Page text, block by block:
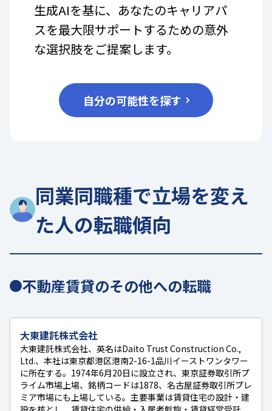
生成AIを基に、あなたのキャリアパ
スを最大限サポートするための意外
な選択肢をご提案します。
自分の可能性を探す
同業同職種で立場を変え
た人の転職傾向
不動産賃貸のその他への転職
大東建託株式会社
大東建託株式会社、英名はDaito Trust Construction Co.,
Ltd.、本社は東京都港区港南2-16-1品川イーストワンタワー
に所在する。1974年6月20日に設立され、東京証券取引所プ
ライム市場上場、銘柄コードは1878、名古屋証券取引所プレ
ミア市場にも上場している。主要事業は賃貸住宅の設計・建